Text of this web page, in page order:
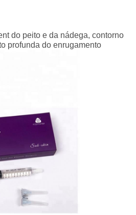
do peito e da nádega, contorno
profunda do enrugamento